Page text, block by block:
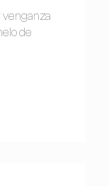
venganza
de